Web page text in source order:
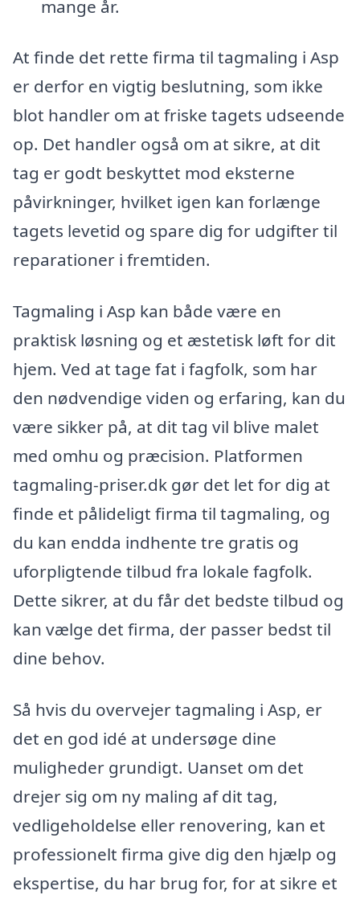
mange år.
At finde det rette firma til tagmaling i Asp
er derfor en vigtig beslutning, som ikke
blot handler om at friske tagets udseende
op. Det handler også om at sikre, at dit
tag er godt beskyttet mod eksterne
påvirkninger, hvilket igen kan forlænge
tagets levetid og spare dig for udgifter til
reparationer i fremtiden.
Tagmaling i Asp kan både være en
praktisk løsning og et æstetisk løft for dit
hjem. Ved at tage fat i fagfolk, som har
den nødvendige viden og erfaring, kan du
være sikker på, at dit tag vil blive malet
med omhu og præcision. Platformen
tagmaling-priser.dk gør det let for dig at
finde et pålideligt firma til tagmaling, og
du kan endda indhente tre gratis og
uforpligtende tilbud fra lokale fagfolk.
Dette sikrer, at du får det bedste tilbud og
kan vælge det firma, der passer bedst til
dine behov.
Så hvis du overvejer tagmaling i Asp, er
det en god idé at undersøge dine
muligheder grundigt. Uanset om det
drejer sig om ny maling af dit tag,
vedligeholdelse eller renovering, kan et
professionelt firma give dig den hjælp og
ekspertise, du har brug for, for at sikre et